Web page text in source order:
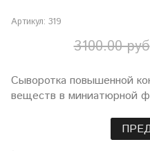
Артикул: 319
3100.00 руб
Сыворотка повышенной
веществ в миниатюрной